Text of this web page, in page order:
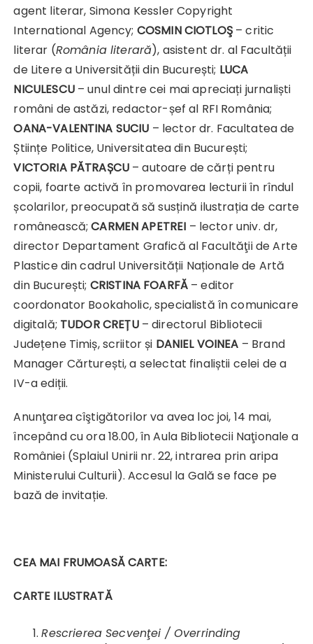
agent literar, Simona Kessler Copyright
International Agency; COSMIN CIOTLOŞ– critic
literar (România literară), asistent dr. al Facultății
de Litere a Universității din București; LUCA
NICULESCU– unul dintre cei mai apreciați jurnaliști
români de astăzi, redactor-șef al RFI România;
OANA-VALENTINA SUCIU – lector dr. Facultatea de
Științe Politice, Universitatea din București;
VICTORIA PĂTRAȘCU – autoare de cărți pentru
copii, foarte activă în promovarea lecturii în rîndul
școlarilor, preocupată să susțină ilustrația de carte
românească;CARMEN APETREI – lector univ. dr,
director Departament Grafică al Facultăţii de Arte
Plastice din cadrul Universității Naționale de Artă
din București; CRISTINA FOARFĂ – editor
coordonator Bookaholic, specialistă în comunicare
digitală; TUDOR CREȚU– directorul Bibliotecii
Județene Timiș, scriitor și DANIEL VOINEA – Brand
Manager Cărturești, a selectat finaliștii celei de a
IV-a ediții.
Anunţarea cîştigătorilor va avea loc joi, 14 mai,
începând cu ora 18.00, în Aula Bibliotecii Naţionale a
României (Splaiul Unirii nr. 22, intrarea prin aripa
Ministerului Culturii). Accesul la Gală se face pe
bază de invitație.
CEA MAI FRUMOASĂ CARTE:
CARTE ILUSTRATĂ
Rescrierea Secvenţei / Overrinding